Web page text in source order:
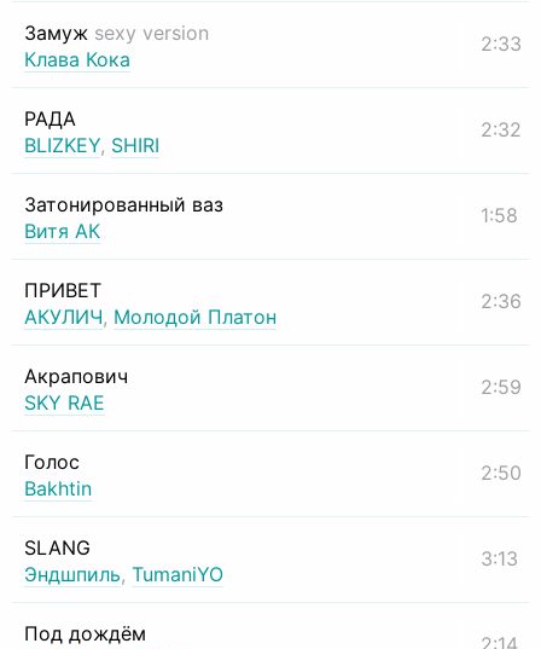
Замуж sexy version
Клава Кока
2:33
РАДА
BLIZKEY, SHIRI
2:32
Затонированный ваз
Витя АК
1:58
ПРИВЕТ
АКУЛИЧ, Молодой Платон
2:36
Акрапович
SKY RAE
2:59
Голос
Bakhtin
2:50
SLANG
Эндшпиль, TumaniYO
3:13
Под дождём